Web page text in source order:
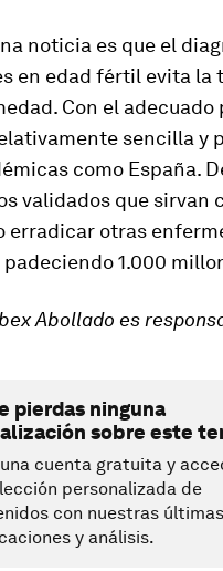
noticia es que el
en edad fértil evita la
Con el
sencilla y
como España.
validados que sirvan
erradicar otras
padeciendo 1.000
Abollado es
pierdas ninguna
sobre este
cuenta gratuita y
personalizada de
con nuestras últimas
y análisis.